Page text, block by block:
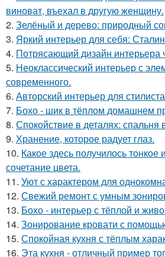
виноват, въехал в другую женщину.
2. Зелёный и дерево: природный
3. Яркий интерьер для себя:
4. Потрясающий дизайн интерьера
5. Неоклассический интерьер с
современного.
6. Авторский интерьер для
7. Бохо - шик в тёплом домашнем
8. Спокойствие в деталях:
9. Хранение, которое радует глаз.
10. Какое здесь получилось тонкое
сочетание цвета.
11. Уют с характером для
12. Свежий ремонт с умным
13. Бохо - интерьер с тёплой и
14. Зонирование кровати с
15. Спокойная кухня с тёплым
16. Эта кухня - отличный пример